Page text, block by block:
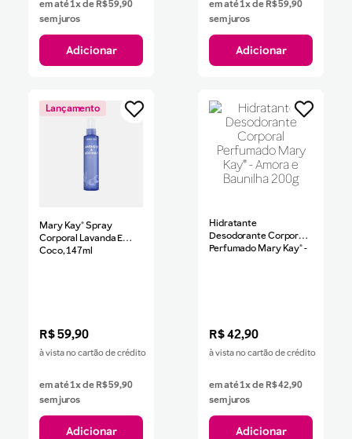
em até1x de R$59,90
sem juros
Adicionar
em até1x de R$59,90
sem juros
Adicionar
Lançamento
Mary Kay® Spray
Corporal Lavanda E
Coco, 147ml
R$59,90
à vista no cartão de crédito
em até1x de R$59,90
sem juros
Adicionar
Hidratante
Desodorante Corporal
Perfumado Mary Kay® -
R$42,90
à vista no cartão de crédito
em até1x de R$42,90
sem juros
Adicionar